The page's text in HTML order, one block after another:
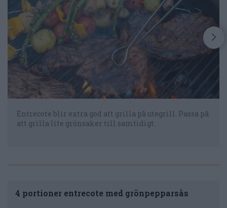
Entrecote blir extra god att grilla på utegrill. Passa på
att grilla lite grönsaker till samtidigt.
4 portioner entrecote med grönpepparsås